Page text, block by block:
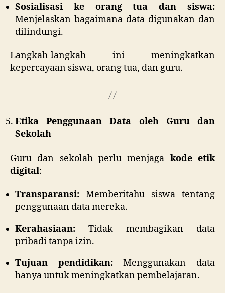
Sosialisasi ke orang tua dan siswa:
Menjelaskan bagaimana data digunakan dan
dilindungi.
Langkah-langkah ini meningkatkan
kepercayaan siswa, orang tua, dan guru.
Etika Penggunaan Data oleh Guru dan
Sekolah
Guru dan sekolah perlu menjaga kode etik
digital:
Transparansi: Memberitahu siswa tentang
penggunaan data mereka.
Kerahasiaan: Tidak membagikan data
pribadi tanpa izin.
Tujuan pendidikan:Menggunakan data
hanya untuk meningkatkan pembelajaran.